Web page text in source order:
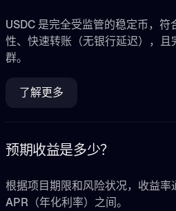
USDC 是完全受监管的稳定币，
性、快速转账（无银行延迟），且
群。
了解更多
预期收益是多少？
根据项目期限和风险状况，收益率
APR（年化利率）之间。